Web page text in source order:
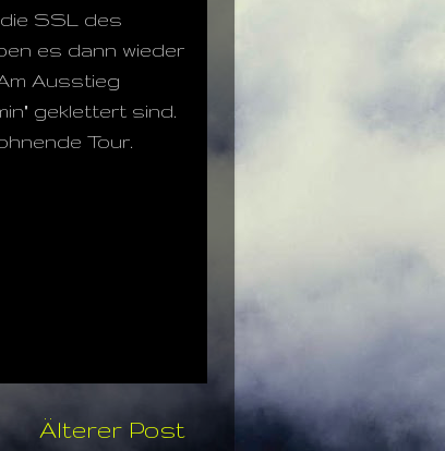
die SSL des
es dann wieder
Ausstieg
geklettert sind.
Tour.
Älterer Post